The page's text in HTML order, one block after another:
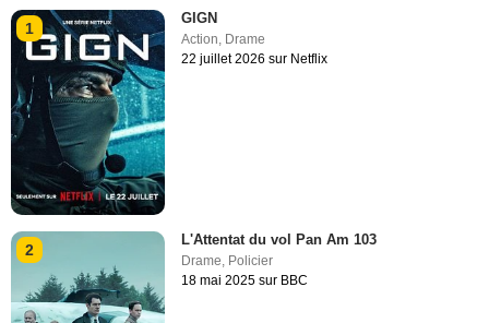
1
GIGN
Action, Drame
22 juillet 2026 sur Netflix
2
L'Attentat du vol Pan Am 103
Drame, Policier
18 mai 2025 sur BBC